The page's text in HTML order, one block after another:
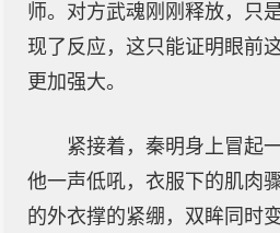
师。对方武魂刚刚释放，只
现了反应，这只能证明眼前
更加强大。
紧接着，秦明身上冒起
他一声低吼，衣服下的肌肉
的外衣撑的紧绷，双眸同时